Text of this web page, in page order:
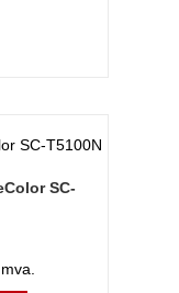
SC-